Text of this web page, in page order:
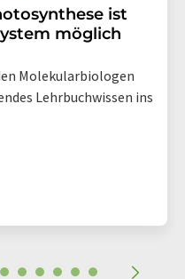
ist
möglich
Molekularbiologen
Lehrbuchwissen ins